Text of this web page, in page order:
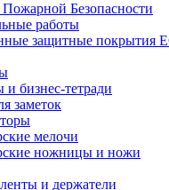
Безопасности
работы
защитные покрытия
и бизнес-тетради
заметок
мелочи
ножницы и ножи
и держатели